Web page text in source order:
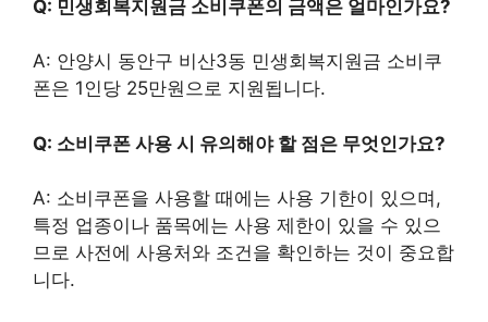
Q: 민생회복지원금 소비쿠폰의 금액은 얼마인가요?
A: 안양시 동안구 비산3동 민생회복지원금 소비쿠
폰은 1인당 25만원으로 지원됩니다.
Q: 소비쿠폰 사용 시 유의해야 할 점은 무엇인가요?
A: 소비쿠폰을 사용할 때에는 사용 기한이 있으며,
특정 업종이나 품목에는 사용 제한이 있을 수 있으
므로 사전에 사용처와 조건을 확인하는 것이 중요합
니다.